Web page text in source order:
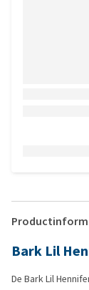
Bark Lil
De Bark Lil